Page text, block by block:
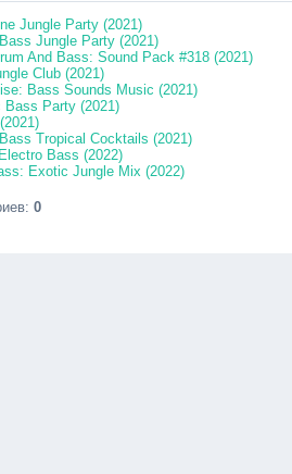
Jungle Party (2021)
Jungle Party (2021)
And Bass: Sound Pack #318 (2021)
Club (2021)
Bass Sounds Music (2021)
Bass Party (2021)
Tropical Cocktails (2021)
Bass (2022)
Exotic Jungle Mix (2022)
: 0